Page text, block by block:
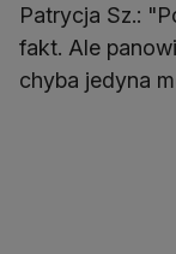
Patrycja Sz.:
fakt. Ale
chyba jedyna